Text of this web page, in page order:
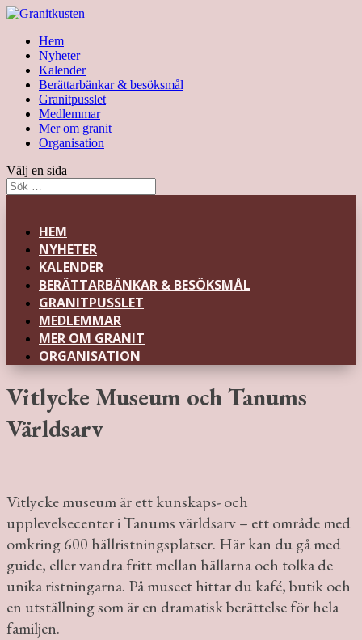
Hem
Nyheter
Kalender
Berättarbänkar & besöksmål
Granitpusslet
Medlemmar
Mer om granit
Organisation
Välj en sida
HEM
NYHETER
KALENDER
BERÄTTARBÄNKAR & BESÖKSMÅL
GRANITPUSSLET
MEDLEMMAR
MER OM GRANIT
ORGANISATION
Vitlycke Museum och Tanums
Världsarv
Vitlycke museum är ett kunskaps- och
upplevelsecenter i Tanums världsarv – ett område med
omkring 600 hällristningsplatser. Här kan du gå med
guide, eller vandra fritt mellan hällarna och tolka de
unika ristningarna. På museet hittar du kafé, butik och
en utställning som är en dramatisk berättelse för hela
familjen.